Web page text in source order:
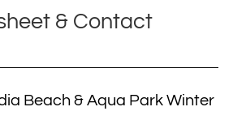
Activiteiten
& Contact
Beach & Aqua Park Winter